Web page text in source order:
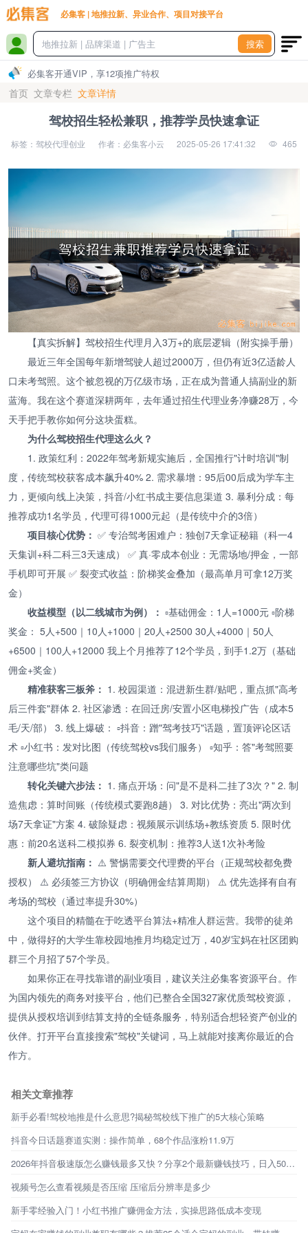
必集客 | 地推拉新、异业合作、项目对接平台
搜索
必集客开通VIP，享12项推广特权
首页 文章专栏 文章详情
驾校招生轻松兼职，推荐学员快速拿证
标签：驾校代理创业 作者：必集客小云 2025-05-26 17:41:32 465
【真实拆解】驾校招生代理月入3万+的底层逻辑（附实操手册）
最近三年全国每年新增驾驶人超过2000万，但仍有近3亿适龄人
口未考驾照。这个被忽视的万亿级市场，正在成为普通人搞副业的新
蓝海。我在这个赛道深耕两年，去年通过招生代理业务净赚28万，今
天手把手教你如何分这块蛋糕。
为什么驾校招生代理这么火？
1. 政策红利：2022年驾考新规实施后，全国推行"计时培训"制
度，传统驾校获客成本飙升40% 2. 需求暴增：95后00后成为学车主
力，更倾向线上决策，抖音/小红书成主要信息渠道 3. 暴利分成：每
推荐成功1名学员，代理可得1000元起（是传统中介的3倍）
项目核心优势： ✅ 专治驾考困难户：独创7天拿证秘籍（科一4
天集训+科二科三3天速成） ✅ 真·零成本创业：无需场地/押金，一部
手机即可开展 ✅ 裂变式收益：阶梯奖金叠加（最高单月可拿12万奖
金）
收益模型（以二线城市为例）： ▫️基础佣金：1人=1000元 ▫️阶梯
奖金： 5人+500｜10人+1000｜20人+2500 30人+4000｜50人
+6500｜100人+12000 我上个月推荐了12个学员，到手1.2万（基础
佣金+奖金）
精准获客三板斧： 1. 校园渠道：混进新生群/贴吧，重点抓"高考
后三件套"群体 2. 社区渗透：在回迁房/安置小区电梯投广告（成本5
毛/天/部） 3. 线上爆破： ▫️抖音：蹭"驾考技巧"话题，置顶评论区话
术 ▫️小红书：发对比图（传统驾校vs我们服务） ▫️知乎：答"考驾照要
注意哪些坑"类问题
转化关键六步法： 1. 痛点开场：问"是不是科二挂了3次？" 2. 制
造焦虑：算时间账（传统模式要跑8趟） 3. 对比优势：亮出"两次到
场7天拿证"方案 4. 破除疑虑：视频展示训练场+教练资质 5. 限时优
惠：前20名送科二模拟券 6. 裂变机制：推荐3人送1次补考险
新人避坑指南： ⚠️ 警惕需要交代理费的平台（正规驾校都免费
授权） ⚠️ 必须签三方协议（明确佣金结算周期） ⚠️ 优先选择有自有
考场的驾校（通过率提升30%）
这个项目的精髓在于吃透平台算法+精准人群运营。我带的徒弟
中，做得好的大学生靠校园地推月均稳定过万，40岁宝妈在社区团购
群三个月招了57个学员。
如果你正在寻找靠谱的副业项目，建议关注必集客资源平台。作
为国内领先的商务对接平台，他们已整合全国327家优质驾校资源，
提供从授权培训到结算支持的全链条服务，特别适合想轻资产创业的
伙伴。打开平台直接搜索"驾校"关键词，马上就能对接离你最近的合
作方。
相关文章推荐
新手必看!驾校地推是什么意思?揭秘驾校线下推广的5大核心策略
抖音今日话题赛道实测：操作简单，68个作品涨粉11.9万
2026年抖音极速版怎么赚钱最多又快？分享2个最新赚钱技巧，日入50+！
视频号怎么查看视频是否压缩 压缩后分辨率是多少
新手零经验入门！小红书推广赚佣金方法，实操思路低成本变现